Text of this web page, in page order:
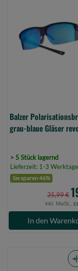
grau-
blaue
Balzer
grau-blaue Gläser
> 5 Stück lagernd
Lieferzeit: 1-3 Werktage
Sie sparen 46%
35,99 €
inkl. MwSt.,
In den